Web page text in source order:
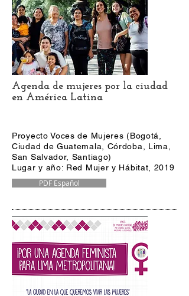
Agenda de mujeres por la ciudad
en América Latina
Proyecto Voces de Mujeres (Bogotá,
Ciudad de Guatemala, Córdoba, Lima,
San Salvador, Santiago)
Lugar y año: Red Mujer y Hábitat, 2019
PDF Español